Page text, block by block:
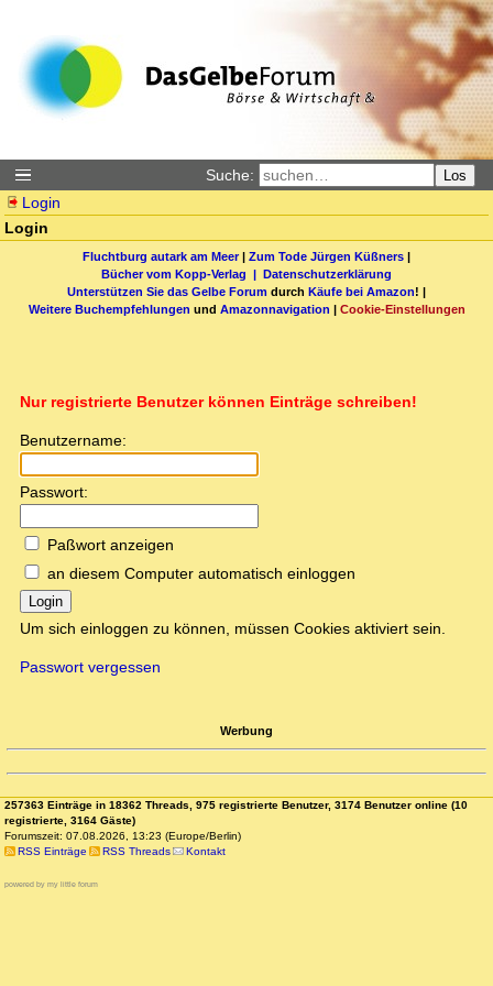
Suche: Los
Login
Login
Fluchtburg autark am Meer| Zum Tode Jürgen Küßners |
Bücher vom Kopp-Verlag | Datenschutzerklärung
Unterstützen Sie das Gelbe Forum durch Käufe bei Amazon! |
Weitere Buchempfehlungen und Amazonnavigation | Cookie-Einstellungen
Nur registrierte Benutzer können Einträge schreiben!
Benutzername:
Passwort:
Paßwort anzeigen
an diesem Computer automatisch einloggen
Login
Um sich einloggen zu können, müssen Cookies aktiviert sein.
Passwort vergessen
Werbung
257363 Einträge in 18362 Threads, 975 registrierte Benutzer, 3174 Benutzer online (10
registrierte, 3164 Gäste)
Forumszeit: 07.08.2026, 13:23 (Europe/Berlin)
RSS Einträge
RSS Threads Kontakt
powered by my little forum